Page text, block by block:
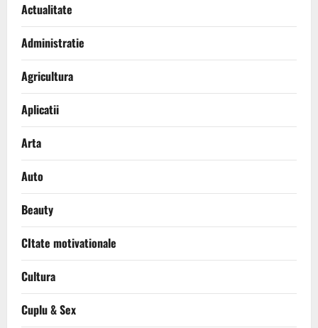
Actualitate
Administratie
Agricultura
Aplicatii
Arta
Auto
Beauty
CItate motivationale
Cultura
Cuplu & Sex